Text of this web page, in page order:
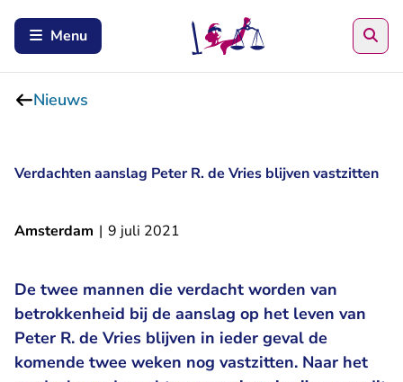
Menu
Nieuws
Verdachten aanslag Peter R. de Vries blijven vastzitten
Amsterdam | 9 juli 2021
De twee mannen die verdacht worden van
betrokkenheid bij de aanslag op het leven van
Peter R. de Vries blijven in ieder geval de
komende twee weken nog vastzitten. Naar het